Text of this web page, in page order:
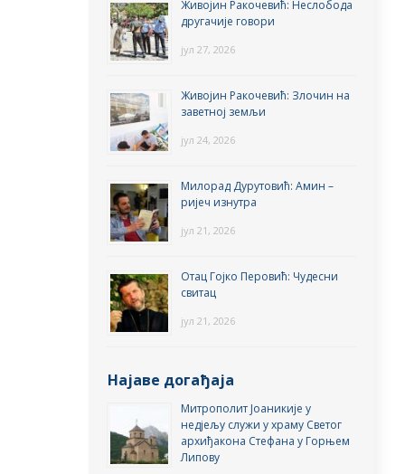
Живојин Ракочевић: Неслобода
другачије говори
јул 27, 2026
Живојин Ракочевић: Злочин на
заветној земљи
јул 24, 2026
Милорад Дурутовић: Амин –
ријеч изнутра
јул 21, 2026
Отац Гојко Перовић: Чудесни
свитац
јул 21, 2026
Најаве догађаја
Митрополит Јоаникије у
недјељу служи у храму Светог
архиђакона Стефана у Горњем
Липову